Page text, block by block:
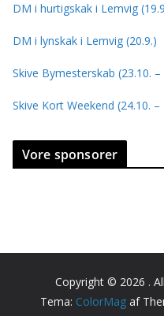
DM i hurtigskak i Lemvig
DM i lynskak i Lemvig (20.9.)
Skive Bymesterskab (23.10. –
Skive Kort Weekend (24.10. –
Vore sponsorer
Copyright © 2026 .
Tema: ColorMag af